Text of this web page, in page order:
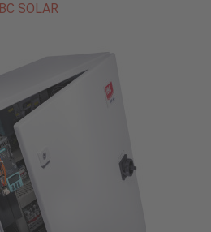
IBC SOLAR